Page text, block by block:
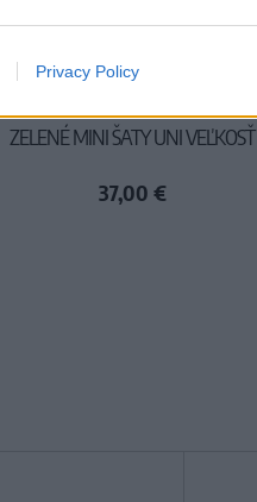
Privacy Policy
ZELENÉ MINI ŠATY UNI VEĽKOSŤ
37,00 €